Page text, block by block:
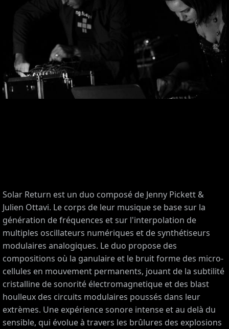
Solar Return est un duo composé de Jenny Pickett &
Julien Ottavi. Le corps de leur musique se base sur la
génération de fréquences et sur l'interpolation de
multiples oscillateurs numériques et de synthétiseurs
modulaires analogiques. Le duo propose des
compositions où la ganulaire et le bruit forme des micro-
cellules en mouvement permanents, jouant de la subtilité
cristalline de sonorité électromagnetique et des blast
houlleux des circuits modulaires poussés dans leur
extrèmes. Une expérience sonore intense et au delà du
sensible, qui évolue à travers les brûlures des explosions